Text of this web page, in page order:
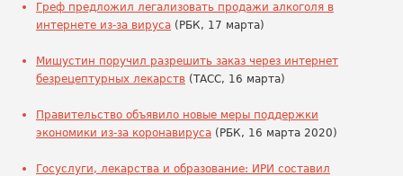
Греф предложил легализовать продажи алкоголя в
интернете из-за вируса (РБК, 17 марта)
Мишустин поручил разрешить заказ через интернет
безрецептурных лекарств (ТАСС, 16 марта)
Правительство объявило новые меры поддержки
экономики из-за коронавируса (РБК, 16 марта 2020)
Госуслуги, лекарства и образование: ИРИ составил